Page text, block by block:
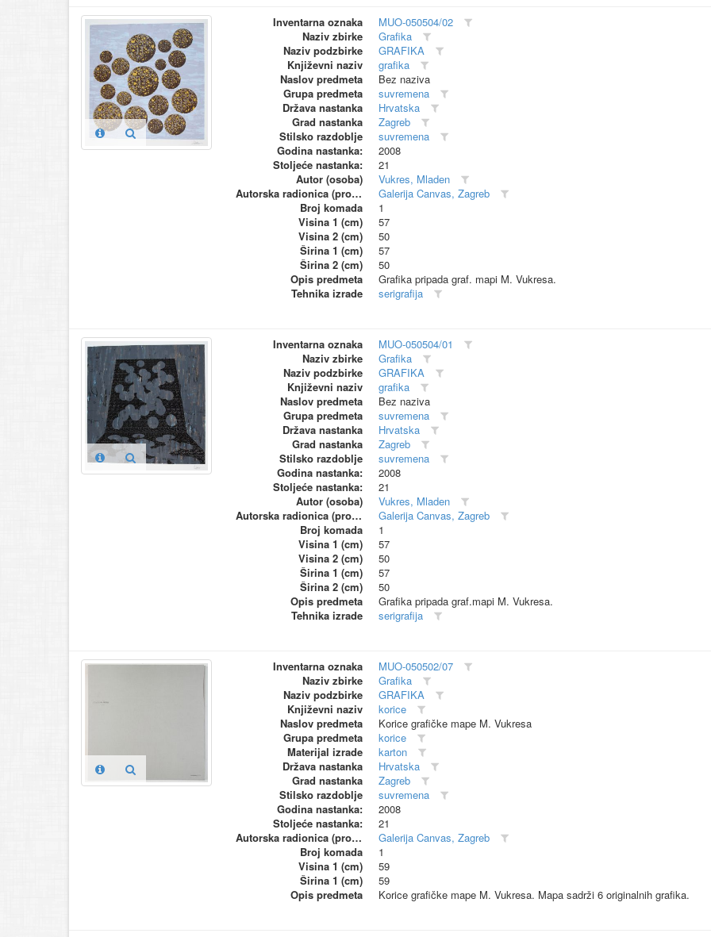
Inventarna oznaka
MUO-050504/02
Naziv zbirke
Grafika
Naziv podzbirke
GRAFIKA
Književni naziv
grafika
Naslov predmeta
Bez naziva
Grupa predmeta
suvremena
Država nastanka
Hrvatska
Grad nastanka
Zagreb
Stilsko razdoblje
suvremena
Godina nastanka:
2008
Stoljeće nastanka:
21
Autor (osoba)
Vukres, Mladen
Autorska radionica (proizvođač)
Galerija Canvas, Zagreb
Broj komada
1
Visina 1 (cm)
57
Visina 2 (cm)
50
Širina 1 (cm)
57
Širina 2 (cm)
50
Opis predmeta
Grafika pripada graf. mapi M. Vukresa.
Tehnika izrade
serigrafija
Inventarna oznaka
MUO-050504/01
Naziv zbirke
Grafika
Naziv podzbirke
GRAFIKA
Književni naziv
grafika
Naslov predmeta
Bez naziva
Grupa predmeta
suvremena
Država nastanka
Hrvatska
Grad nastanka
Zagreb
Stilsko razdoblje
suvremena
Godina nastanka:
2008
Stoljeće nastanka:
21
Autor (osoba)
Vukres, Mladen
Autorska radionica (proizvođač)
Galerija Canvas, Zagreb
Broj komada
1
Visina 1 (cm)
57
Visina 2 (cm)
50
Širina 1 (cm)
57
Širina 2 (cm)
50
Opis predmeta
Grafika pripada graf.mapi M. Vukresa.
Tehnika izrade
serigrafija
Inventarna oznaka
MUO-050502/07
Naziv zbirke
Grafika
Naziv podzbirke
GRAFIKA
Književni naziv
korice
Naslov predmeta
Korice grafičke mape M. Vukresa
Grupa predmeta
korice
Materijal izrade
karton
Država nastanka
Hrvatska
Grad nastanka
Zagreb
Stilsko razdoblje
suvremena
Godina nastanka:
2008
Stoljeće nastanka:
21
Autorska radionica (proizvođač)
Galerija Canvas, Zagreb
Broj komada
1
Visina 1 (cm)
59
Širina 1 (cm)
59
Opis predmeta
Korice grafičke mape M. Vukresa. Mapa sadrži 6 originalnih grafika.